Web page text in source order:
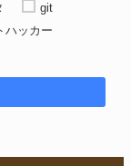
git
ハッカー